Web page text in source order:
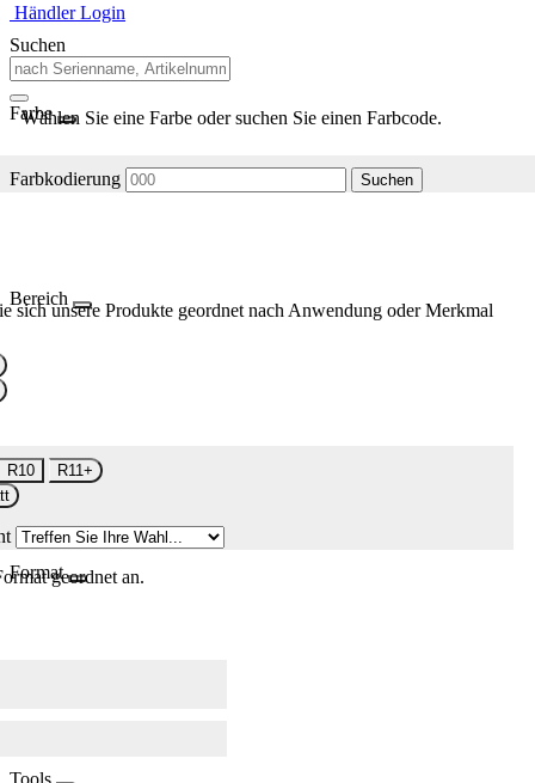
Händler Login
Suchen
Farbe
Wählen Sie eine Farbe oder suchen Sie einen Farbcode.
Farbkodierung Suchen
Bereich
sich unsere Produkte geordnet nach Anwendung oder Merkmal
R10
R11+
Formatgeordnet an.
Tools